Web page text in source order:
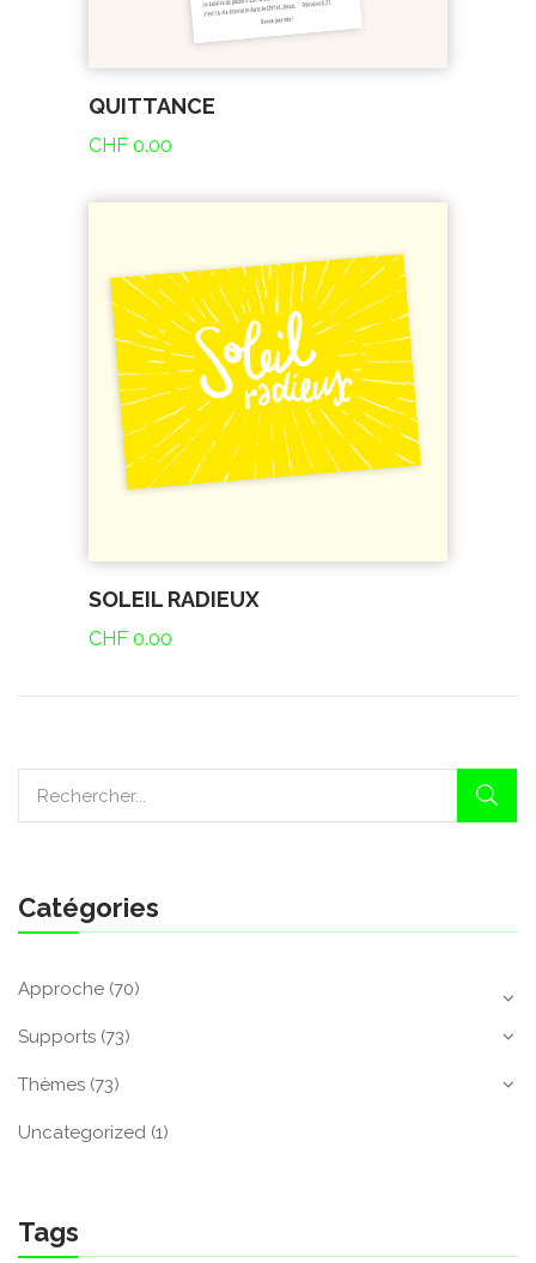
Catégories
Approche (70)
Supports (73)
Thèmes (73)
Uncategorized (1)
Tags
QUITTANCE
CHF 0.00
SOLEIL RADIEUX
CHF 0.00